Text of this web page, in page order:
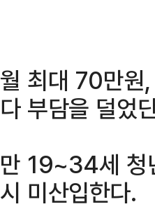
월 최대 70만원
다 부담을 덜었
만 19~34세 청
시 미산입한다.